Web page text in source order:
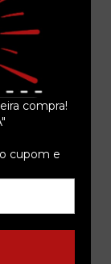
compra!
cupom e